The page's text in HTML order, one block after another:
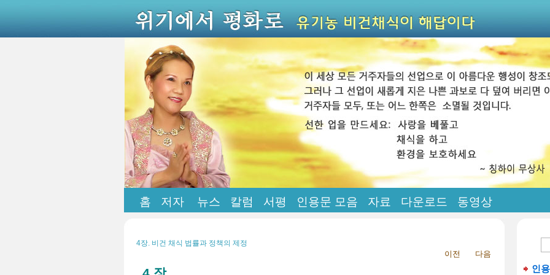
홈 저자 뉴스 칼럼 서평 인용문 모음 자료 다운로드 동영상
4장. 비건 채식 법률과 정책의 제정
이전 다음
인